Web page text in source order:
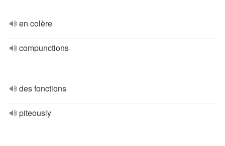
en colère
compunctions
des fonctions
piteously